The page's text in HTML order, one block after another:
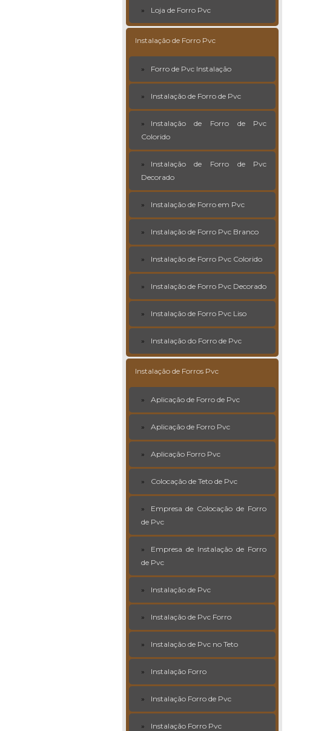
Loja de Forro Pvc
Instalação de Forro Pvc
Forro de Pvc Instalação
Instalação de Forro de Pvc
Instalação de Forro de Pvc
Colorido
Instalação de Forro de Pvc
Decorado
Instalação de Forro em Pvc
Instalação de Forro Pvc Branco
Instalação de Forro Pvc Colorido
Instalação de Forro Pvc Decorado
Instalação de Forro Pvc Liso
Instalação do Forro de Pvc
Instalação de Forros Pvc
Aplicação de Forro de Pvc
Aplicação de Forro Pvc
Aplicação Forro Pvc
Colocação de Teto de Pvc
Empresa de Colocação de Forro
de Pvc
Empresa de Instalação de Forro
de Pvc
Instalação de Pvc
Instalação de Pvc Forro
Instalação de Pvc no Teto
Instalação Forro
Instalação Forro de Pvc
Instalação Forro Pvc